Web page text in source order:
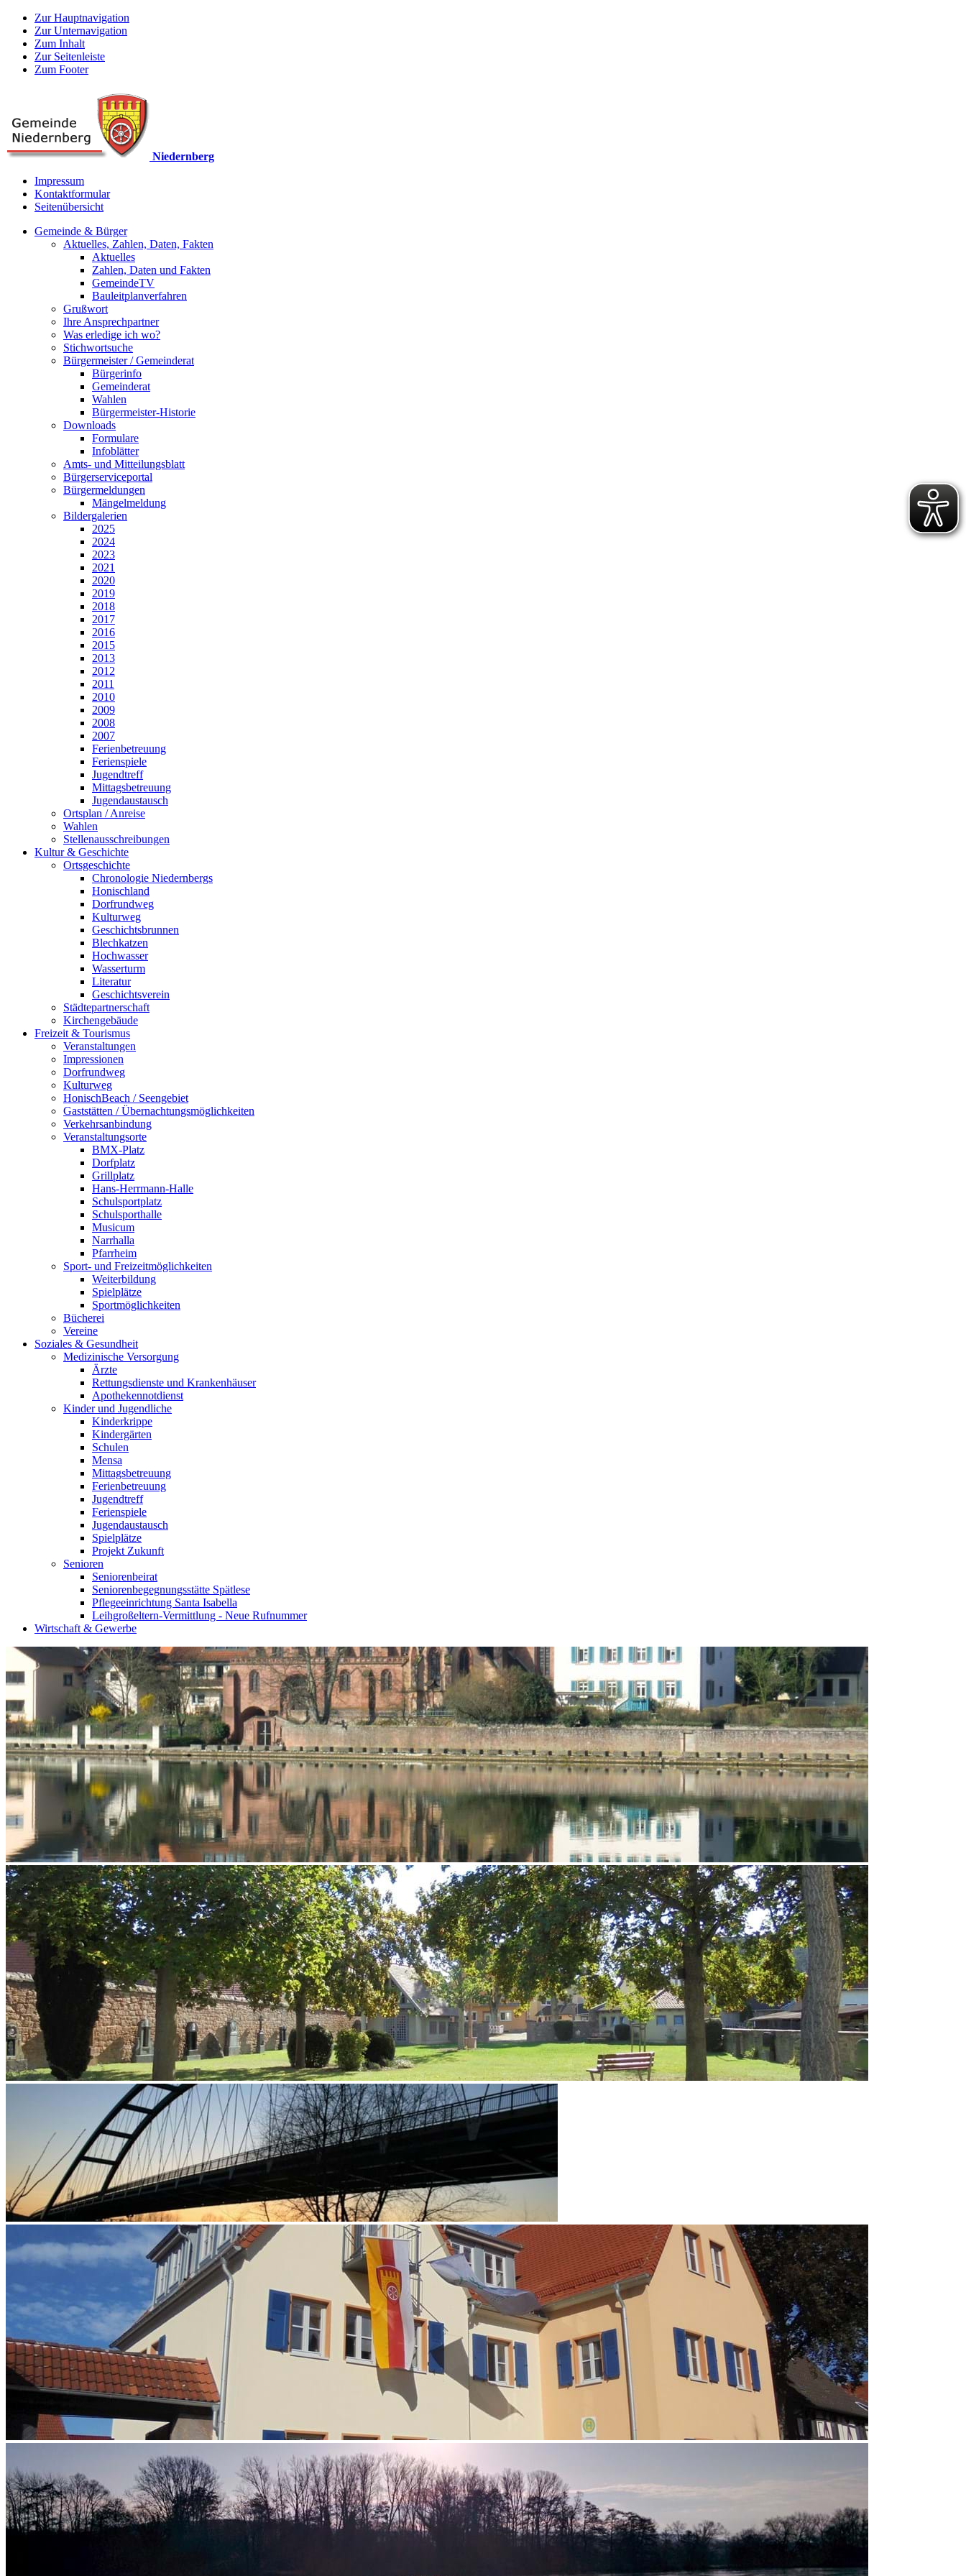
Zur Hauptnavigation
Zur Unternavigation
Zum Inhalt
Zur Seitenleiste
Zum Footer
Niedernberg
Impressum
Kontaktformular
Seitenübersicht
Gemeinde & Bürger
Aktuelles, Zahlen, Daten, Fakten
Aktuelles
Zahlen, Daten und Fakten
GemeindeTV
Bauleitplanverfahren
Grußwort
Ihre Ansprechpartner
Was erledige ich wo?
Stichwortsuche
Bürgermeister / Gemeinderat
Bürgerinfo
Gemeinderat
Wahlen
Bürgermeister-Historie
Downloads
Formulare
Infoblätter
Amts- und Mitteilungsblatt
Bürgerserviceportal
Bürgermeldungen
Mängelmeldung
Bildergalerien
2025
2024
2023
2021
2020
2019
2018
2017
2016
2015
2013
2012
2011
2010
2009
2008
2007
Ferienbetreuung
Ferienspiele
Jugendtreff
Mittagsbetreuung
Jugendaustausch
Ortsplan / Anreise
Wahlen
Stellenausschreibungen
Kultur & Geschichte
Ortsgeschichte
Chronologie Niedernbergs
Honischland
Dorfrundweg
Kulturweg
Geschichtsbrunnen
Blechkatzen
Hochwasser
Wasserturm
Literatur
Geschichtsverein
Städtepartnerschaft
Kirchengebäude
Freizeit & Tourismus
Veranstaltungen
Impressionen
Dorfrundweg
Kulturweg
HonischBeach / Seengebiet
Gaststätten / Übernachtungsmöglichkeiten
Verkehrsanbindung
Veranstaltungsorte
BMX-Platz
Dorfplatz
Grillplatz
Hans-Herrmann-Halle
Schulsportplatz
Schulsporthalle
Musicum
Narrhalla
Pfarrheim
Sport- und Freizeitmöglichkeiten
Weiterbildung
Spielplätze
Sportmöglichkeiten
Bücherei
Vereine
Soziales & Gesundheit
Medizinische Versorgung
Ärzte
Rettungsdienste und Krankenhäuser
Apothekennotdienst
Kinder und Jugendliche
Kinderkrippe
Kindergärten
Schulen
Mensa
Mittagsbetreuung
Ferienbetreuung
Jugendtreff
Ferienspiele
Jugendaustausch
Spielplätze
Projekt Zukunft
Senioren
Seniorenbeirat
Seniorenbegegnungsstätte Spätlese
Pflegeeinrichtung Santa Isabella
Leihgroßeltern-Vermittlung - Neue Rufnummer
Wirtschaft & Gewerbe